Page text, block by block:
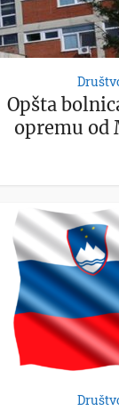
Opšta
opremu od